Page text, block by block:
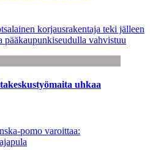
korjausrakentaja teki jälleen
pääkaupunkiseudulla vahvistuu
uhkaa
pomo varoittaa: